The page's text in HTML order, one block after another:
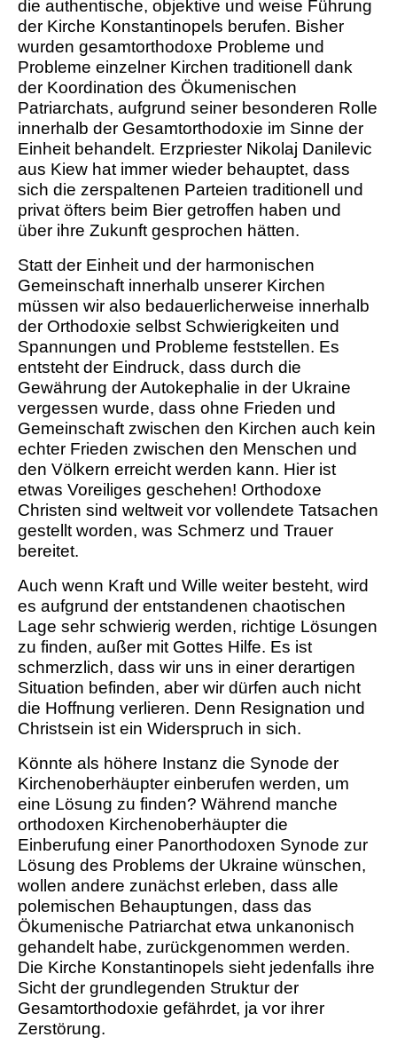
die authentische, objektive und weise Führung
der Kirche Konstantinopels berufen. Bisher
wurden gesamtorthodoxe Probleme und
Probleme einzelner Kirchen traditionell dank
der Koordination des Ökumenischen
Patriarchats, aufgrund seiner besonderen Rolle
innerhalb der Gesamtorthodoxie im Sinne der
Einheit behandelt. Erzpriester Nikolaj Danilevic
aus Kiew hat immer wieder behauptet, dass
sich die zerspaltenen Parteien traditionell und
privat öfters beim Bier getroffen haben und
über ihre Zukunft gesprochen hätten.
Statt der Einheit und der harmonischen
Gemeinschaft innerhalb unserer Kirchen
müssen wir also bedauerlicherweise innerhalb
der Orthodoxie selbst Schwierigkeiten und
Spannungen und Probleme feststellen. Es
entsteht der Eindruck, dass durch die
Gewährung der Autokephalie in der Ukraine
vergessen wurde, dass ohne Frieden und
Gemeinschaft zwischen den Kirchen auch kein
echter Frieden zwischen den Menschen und
den Völkern erreicht werden kann. Hier ist
etwas Voreiliges geschehen! Orthodoxe
Christen sind weltweit vor vollendete Tatsachen
gestellt worden, was Schmerz und Trauer
bereitet.
Auch wenn Kraft und Wille weiter besteht, wird
es aufgrund der entstandenen chaotischen
Lage sehr schwierig werden, richtige Lösungen
zu finden, außer mit Gottes Hilfe. Es ist
schmerzlich, dass wir uns in einer derartigen
Situation befinden, aber wir dürfen auch nicht
die Hoffnung verlieren. Denn Resignation und
Christsein ist ein Widerspruch in sich.
Könnte als höhere Instanz die Synode der
Kirchenoberhäupter einberufen werden, um
eine Lösung zu finden? Während manche
orthodoxen Kirchenoberhäupter die
Einberufung einer Panorthodoxen Synode zur
Lösung des Problems der Ukraine wünschen,
wollen andere zunächst erleben, dass alle
polemischen Behauptungen, dass das
Ökumenische Patriarchat etwa unkanonisch
gehandelt habe, zurückgenommen werden.
Die Kirche Konstantinopels sieht jedenfalls ihre
Sicht der grundlegenden Struktur der
Gesamtorthodoxie gefährdet, ja vor ihrer
Zerstörung.